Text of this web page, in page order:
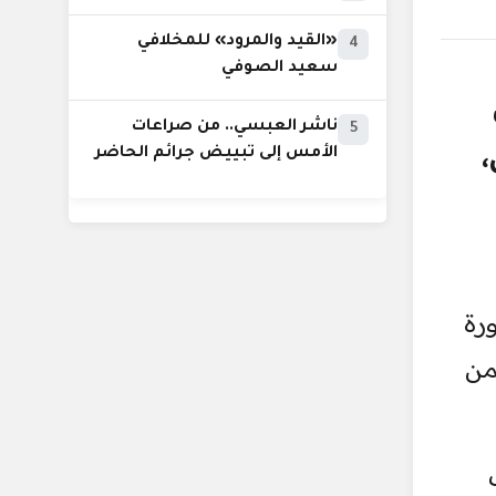
يمن
4
«القيد والمرود» للمخلافي
سعيد الصوفي
5
ناشر العبسي.. من صراعات
الأمس إلى تبييض جرائم الحاضر